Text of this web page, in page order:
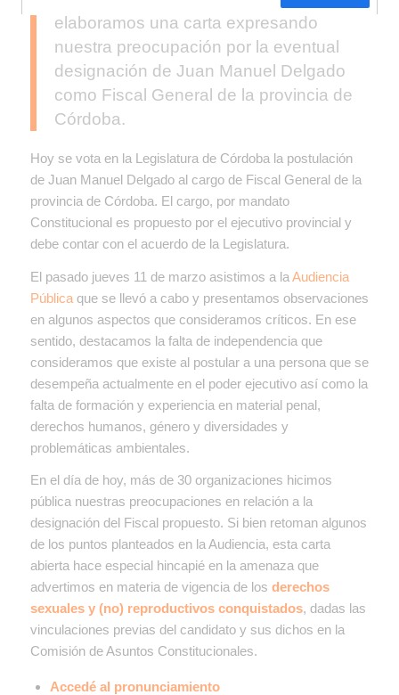
elaboramos una carta expresando
nuestra preocupación por la eventual
designación de Juan Manuel Delgado
como Fiscal General de la provincia de
Córdoba.
Hoy se vota en la Legislatura de Córdoba la postulación
de Juan Manuel Delgado al cargo de Fiscal General de la
provincia de Córdoba. El cargo, por mandato
Constitucional es propuesto por el ejecutivo provincial y
debe contar con el acuerdo de la Legislatura.
El pasado jueves 11 de marzo asistimos a la Audiencia
Públicaque se llevó a cabo y presentamos observaciones
en algunos aspectos que consideramos críticos. En ese
sentido, destacamos la falta de independencia que
consideramos que existe al postular a una persona que se
desempeña actualmente en el poder ejecutivo así como la
falta de formación y experiencia en material penal,
derechos humanos, género y diversidades y
problemáticas ambientales.
En el día de hoy, más de 30 organizaciones hicimos
pública nuestras preocupaciones en relación a la
designación del Fiscal propuesto. Si bien retoman algunos
de los puntos planteados en la Audiencia, esta carta
abierta hace especial hincapié en la amenaza que
advertimos en materia de vigencia de los derechos
sexuales y (no) reproductivos conquistados, dadas las
vinculaciones previas del candidato y sus dichos en la
Comisión de Asuntos Constitucionales.
Accedé al pronunciamiento